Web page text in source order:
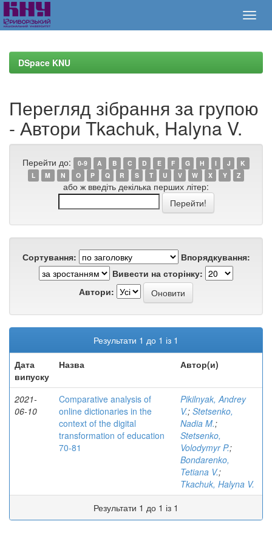
navigationDSpace KNU
Перегляд зібрання за групою
- Автори Tkachuk, Halyna V.
Перейти до: 0-9 A B C D E F G H I J
K
L
M N O P Q R S T U V W X Y Z
або ж введіть декілька перших літер:
Сортування:
Впорядкування:
Вивести на сторінку:
Автори:
Результати 1 до 1 із 1
Дата
випуску
Назва Автор(и)
2021-
06-10
Comparative analysis of
online dictionaries in the
context of the digital
transformation of education
70-81
Pikilnyak, Andrey
V.; Stetsenko,
Nadia M.;
Stetsenko,
Volodymyr P.;
Bondarenko,
Tetiana V.;
Tkachuk, Halyna V.
Результати 1 до 1 із 1